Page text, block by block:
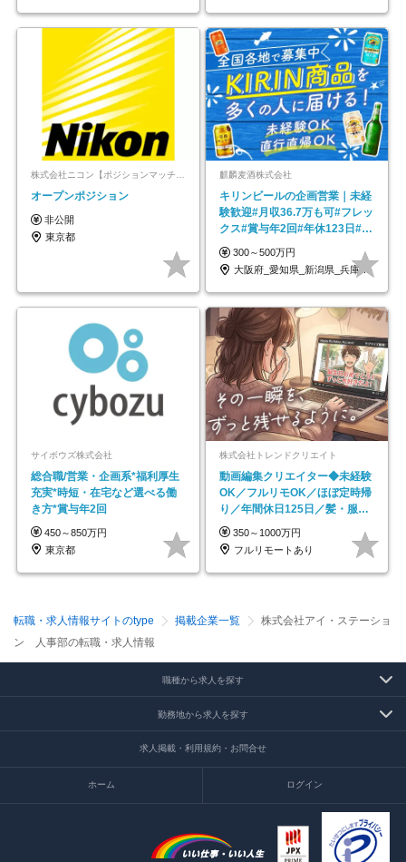
株式会社ニコン【ポジションマッチ登録】
オープンポジション
非公開
東京都
麒麟麦酒株式会社
キリンビールの企画営業｜未経
験歓迎#月収36.7万も可#フレッ
クス#賞与年2回#年休123日#完
全週休2日制
300～500万円
大阪府_愛知県_新潟県_兵庫県_福岡県
サイボウズ株式会社
総合職/営業・企画系*福利厚生
充実*時短・在宅など選べる働
き方*賞与年2回
450～850万円
東京都
株式会社トレンドクリエイト
動画編集クリエイター◆未経験
OK／フルリモOK／ほぼ定時帰
り／年間休日125日／髪・服・
ネイル自由／副業OK
350～1000万円
フルリモートあり
転職・求人情報サイトのtype 掲載企業一覧
株式会社アイ・ステーショ
ン 人事部の転職・求人情報
職種から求人を探す
勤務地から求人を探す
求人掲載・利用規約・お問合せ
ホーム ログイン